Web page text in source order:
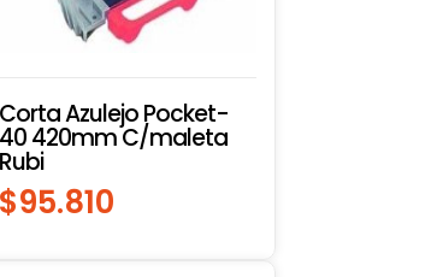
Corta Azulejo Pocket-
40 420mm C/maleta
Rubi
$95.810